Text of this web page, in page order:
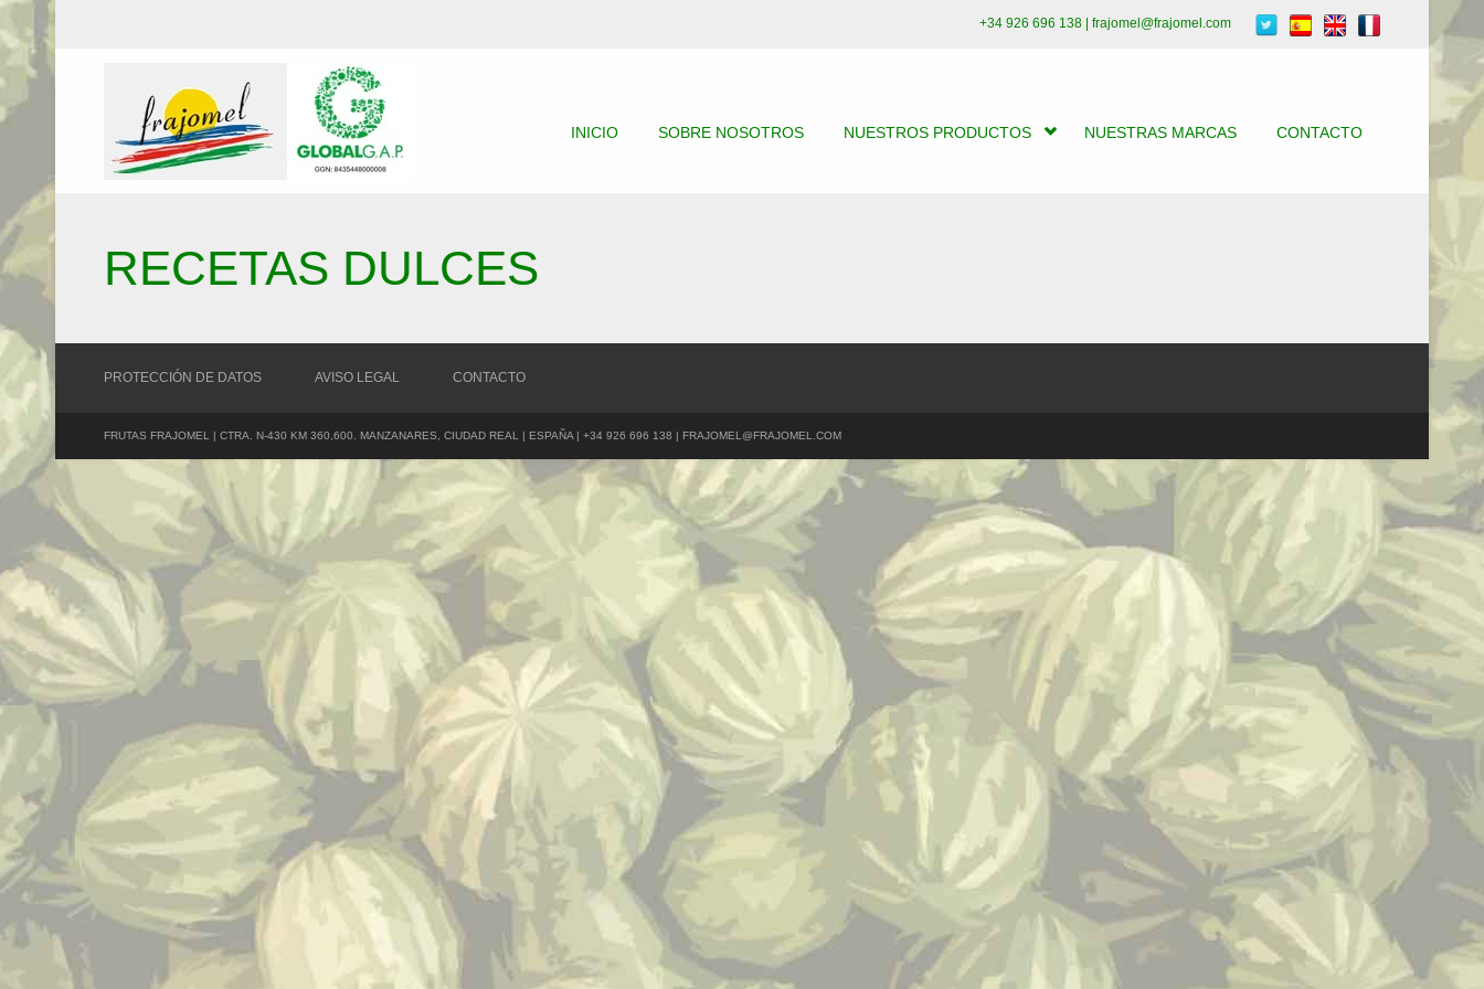
INICIO SOBRE NOSOTROS NUESTROS PRODUCTOS NUESTRAS MARCAS CONTACTO
+34 926 696 138 | frajomel@frajomel.com
RECETAS DULCES
PROTECCIÓN DE DATOS AVISO LEGAL CONTACTO
FRUTAS FRAJOMEL | CTRA. N-430 KM 360,600. MANZANARES, CIUDAD REAL | ESPAÑA | +34 926 696 138 | FRAJOMEL@FRAJOMEL.COM